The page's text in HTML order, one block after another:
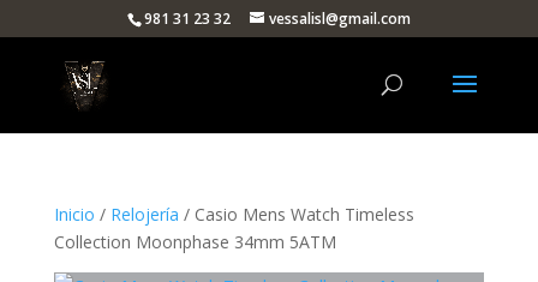
981 31 23 32 vessalisl@gmail.com
Inicio / Relojería / Casio Mens Watch Timeless
Collection Moonphase 34mm 5ATM